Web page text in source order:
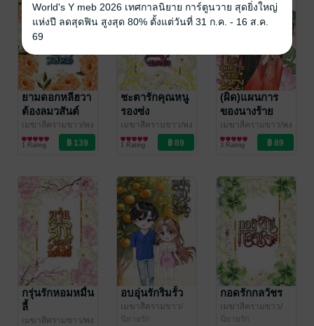
ยามดอกหลีฮวา
ต้องลมวสันต์
เมฆาสีครามขาว/พง
พะงา/ เมฆสีคราม
ขาว
นิยายรักจีนโบราณ
1 Rating
ชะตารักคุณหนู
รองซ่ง
เมฆาสีครามขาว/พง
พะงา/ เมฆสีคราม
ขาว
นิยายรักจีนโบราณ
1 Rating
(ผิด)แผนการ
ของนางร้าย
เมฆาสีครามขาว/พง
พะงา/ เมฆสีคราม
ขาว
นิยายรักจีนโบราณ
3 Rating
กรุ่นรักหอมหมื่น
ลี้
เมฆาสีครามขาว/พง
อบอุ่นรักริมรั้ว
เมฆาสีครามขาว/
นงพะงา
นิยายรัก
กอดรักกลวัชร
เมฆาสีครามขาว/
นงพะงา
นิยายรัก
World's Y meb 2026 เทศกาลนิยาย การ์ตูนวาย สุดยิ่งใหญ่
แห่งปี ลดสุดฟิน สูงสุด 80% ตั้งแต่วันที่ 31 ก.ค. - 16 ส.ค.
69